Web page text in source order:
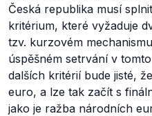
Česká republika musí
kritérium, které vyžaduje
tzv. kurzovém
úspěšném setrvání v
dalších kritérií bude jisté,
euro, a lze tak začít s
jako je ražba národních